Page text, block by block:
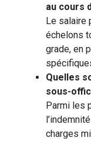
au cours
Le salaire
échelons
grade, en
Quelles
sous-
Parmi les
charges